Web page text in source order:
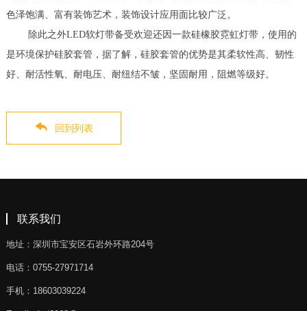
色泽饱满、富有装饰艺术，装饰设计应用面比较广泛。
除此之外LED软灯带备受欢迎还因一款硅橡胶霓虹灯带，使用的
是环境保护硅胶套管，据了解，硅胶套管的优势是其柔软性高、韧性
好、耐活性氧、耐电压、耐纽结不皱，坚固耐用，阻燃等级好。
回到列表
联系我们
地址：深圳市宝安区石岩外环路204号
电话：0755-27971714
手机：18603039224